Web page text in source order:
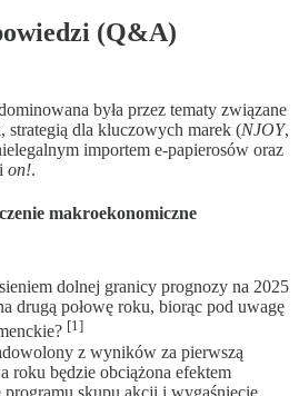
(Q&A)
była przez tematy związane
strategią dla kluczowych marek (NJOY,
importem e-papierosów oraz
on!.
makroekonomiczne
dolnej granicy prognozy na 2025
drugą połowę roku, biorąc pod uwagę
[1]
z wyników za pierwszą
roku będzie obciążona efektem
skupu akcji i wygaśnięcie